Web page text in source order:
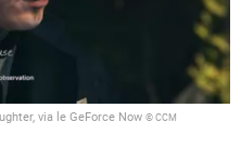
via le GeForce Now © CCM